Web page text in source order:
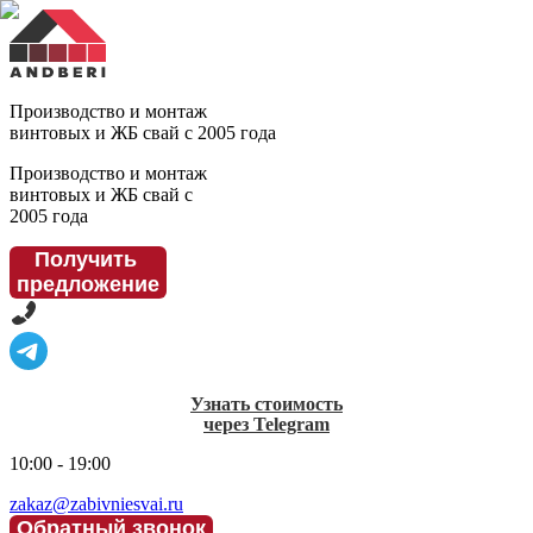
Производство и монтаж
винтовых и ЖБ свай с 2005 года
Производство и монтаж
винтовых и ЖБ свай с
2005 года
Получить
предложение
Узнать стоимость
через Telegram
10:00 - 19:00
zakaz@zabivniesvai.ru
Обратный звонок